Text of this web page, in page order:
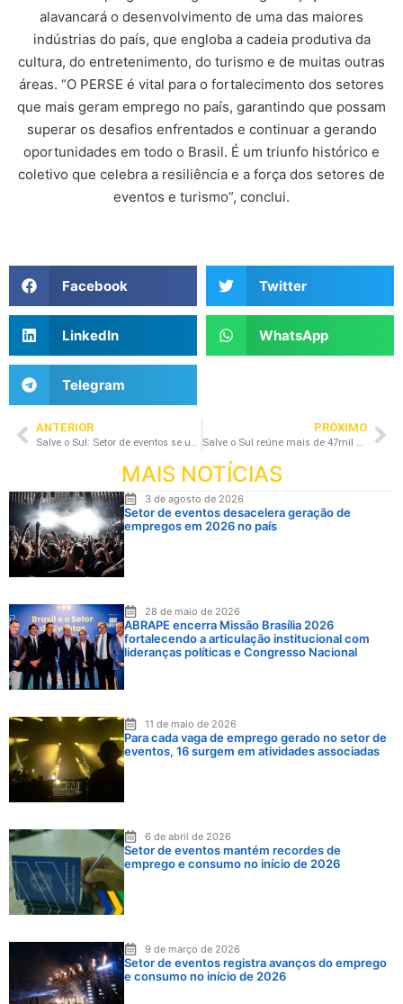
alavancará o desenvolvimento de uma das maiores
indústrias do país, que engloba a cadeia produtiva da
cultura, do entretenimento, do turismo e de muitas outras
áreas. “O PERSE é vital para o fortalecimento dos setores
que mais geram emprego no país, garantindo que possam
superar os desafios enfrentados e continuar a gerando
oportunidades em todo o Brasil. É um triunfo histórico e
coletivo que celebra a resiliência e a força dos setores de
eventos e turismo”, conclui.
Facebook Twitter
LinkedIn WhatsApp
Telegram
ANTERIOR
Salve o Sul: Setor de eventos se une e cria festival beneficente em prol do Rio Grande do Sul
PRÓXIMO
Salve o Sul reúne mais de 47mil pessoas em prol do Rio Grande do Sul
MAIS NOTÍCIAS
3 de agosto de 2026
Setor de eventos desacelera geração de
empregos em 2026 no país
28 de maio de 2026
ABRAPE encerra Missão Brasília 2026
fortalecendo a articulação institucional com
lideranças políticas e Congresso Nacional
11 de maio de 2026
Para cada vaga de emprego gerado no setor de
eventos, 16 surgem em atividades associadas
6 de abril de 2026
Setor de eventos mantém recordes de
emprego e consumo no início de 2026
9 de março de 2026
Setor de eventos registra avanços do emprego
e consumo no início de 2026